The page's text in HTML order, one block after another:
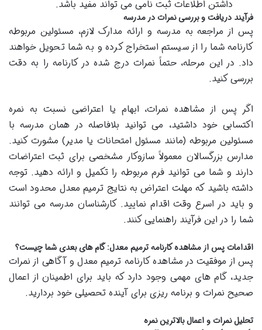
داشتن اطلاعات ثبت نامی می تواند مفید باشد.
فرآیند دریافت و بررسی نمرات در مدرسه
پس از مراجعه به مدرسه و ارائه مدارک لازم، مسئولین مربوطه
کارنامه شما را از سیستم استخراج کرده و به شما تحویل خواهند
داد. در این مرحله، حتماً نمرات درج شده در کارنامه را به دقت
بررسی کنید.
اگر پس از مشاهده نمرات، ابهام یا اعتراضی نسبت به نمره
اکتسابی خود داشتید، می توانید بلافاصله در همان مدرسه با
مسئولین مربوطه (مانند مسئول امتحانات یا مدیر) مشورت کنید.
مدارس بزرگسالان معمولاً سازوکار مشخصی برای ثبت اعتراضات
دارند و شما می توانید فرم مربوطه را تکمیل و ارائه دهید. توجه
داشته باشید که مهلت اعتراض به نتایج ترمیم معدل محدود است
و باید در اسرع وقت اقدام نمایید. کارشناسان مدرسه می توانند
شما را در این فرآیند راهنمایی کنند.
اقدامات پس از مشاهده کارنامه ترمیم معدل: گام های بعدی شما چیست؟
پس از موفقیت در مشاهده کارنامه ترمیم معدل و آگاهی از نمرات
جدید، گام های مهمی وجود دارد که باید برای اطمینان از اعمال
صحیح نمرات و برنامه ریزی برای آینده تحصیلی خود بردارید.
تحلیل نمرات و اعمال بالاترین نمره